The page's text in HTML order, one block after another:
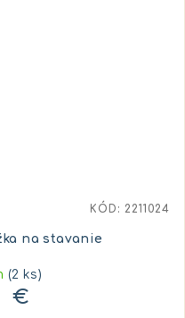
na stavanie
(2 ks)
€
KÓD: 2211024